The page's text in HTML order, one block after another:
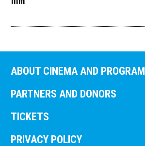
ABOUT CINEMA AND PROGRAM
PARTNERS AND DONORS
TICKETS
PRIVACY POLICY